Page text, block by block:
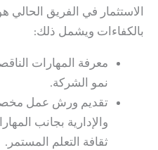
الاستثمار في الفريق
بالكفاءات ويشمل ذلك:
معرفة المهارات
نمو الشركة.
تقديم ورش عمل
والإدارية بجانب
ثقافة التعلم المستمر.